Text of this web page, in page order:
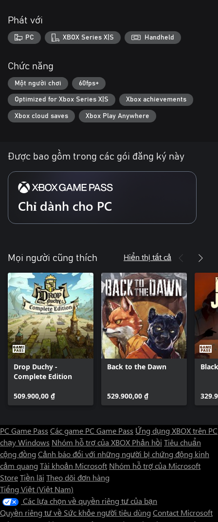
NGƯỜI VIẾT LẠI LỊCH SỬ
Là người thừa kế của Mt. Holly, bạn được giao nhiệm vụ là khám
phá các hành lang luôn thay đổi để đi tìm căn phòng 46. Tuy
rằng có nhiều điều bí ẩn bên trong, chứ không phải đơn giản chỉ là
một căn phòng mất tích. Điều tra quá khứ đan xen với những
manh mối tống tiền, âm mưu chính trị và sự mất tích bí ẩn của
một nhà văn thiếu nhi địa phương. Càng khám phá sâu, bạn càng
nhận ra rằng càng đến gần với quá khứ hơn.
Phát với
PC XBOX Series X|S Handheld
Chức năng
Một người chơi 60fps+
Optimized for Xbox Series X|S Xbox achievements
Xbox cloud saves Xbox Play Anywhere
Được bao gồm trong các gói đăng ký này
Chỉ dành cho PC
Mọi người cũng thích Hiển thị tất cả
Drop Duchy -
Complete Edition
509.900,00 ₫
Back to the Dawn
529.900,00 ₫
PC Game Pass Các game PC Game Pass Ứng dụng XBOX trên PC
chạy Windows Nhóm hỗ trợ của XBOX Phản hồi Tiêu chuẩn
cộng đồng Cảnh báo đối với những người bị chứng động kinh
cảm quang Tài khoản Microsoft Nhóm hỗ trợ của Microsoft
StoreTiền lãi Theo dõi đơn hàng
Tiếng Việt (Việt Nam)
Các lựa chọn về quyền riêng tư của bạn
Quyền riêng tư về Sức khỏe người tiêu dùng Contact Microsoft